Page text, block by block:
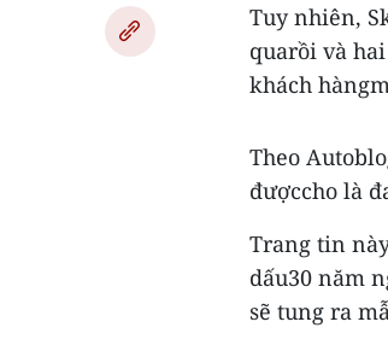
Tuy nhiên,
quarồi và
khách
Theo
đượccho là
Trang tin
dấu30 năm
sẽ tung ra